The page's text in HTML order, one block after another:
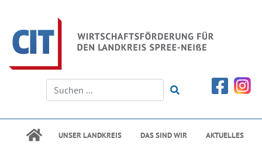
UNSER LANDKREIS DAS SIND WIR AKTUELLES